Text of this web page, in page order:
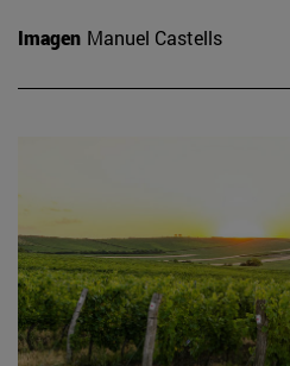
Imagen Manuel Castells